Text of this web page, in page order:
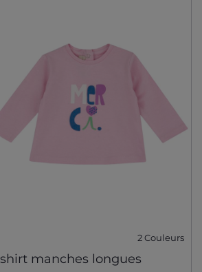
2 Couleurs
manches longues